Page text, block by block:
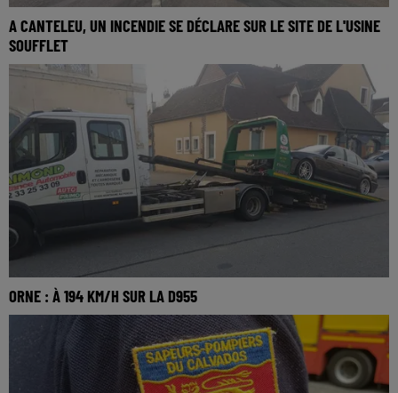
A CANTELEU, UN INCENDIE SE DÉCLARE SUR LE SITE DE L'USINE
SOUFFLET
ORNE : À 194 KM/H SUR LA D955